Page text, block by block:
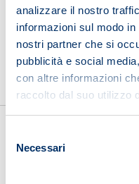
analizzare il nostro
informazioni sul modo
nostri partner che si
pubblicità e social
con altre informazioni
raccolto dal suo utilizzo
delNecessari